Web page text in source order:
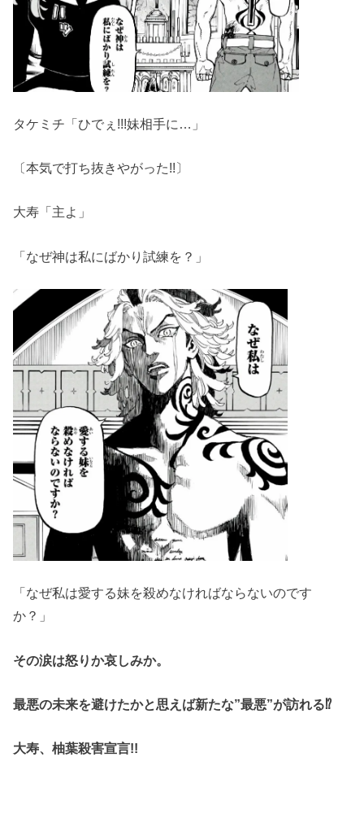
タケミチ「ひでぇ!!!妹相手に…」
〔本気で打ち抜きやがった!!〕
大寿「主よ」
「なぜ神は私にばかり試練を？」
「なぜ私は愛する妹を殺めなければならないのです
か？」
その涙は怒りか哀しみか。
最悪の未来を避けたかと思えば新たな”最悪”が訪れる⁉
大寿、柚葉殺害宣言!!